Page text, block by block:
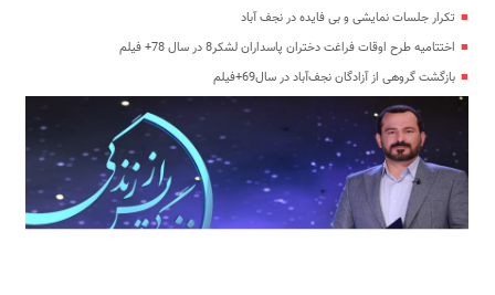
تکرار جلسات نمایشی و بی فایده در نجف آباد
اختتامیه طرح اوقات فراغت دختران پاسداران لشکر8 در سال 78+ فیلم
بازگشت گروهی از آزادگان نجف‌آباد در سال69+فیلم